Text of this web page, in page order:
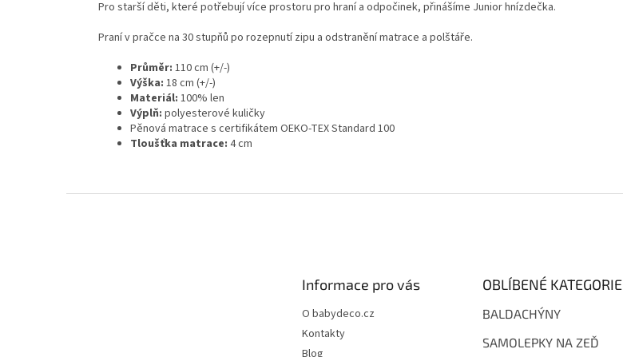
M
Pro starší děti, které potřebují více prostoru pro hraní a odpočinek, přinášíme Junior hnízdečka.
Praní v pračce na 30 stupňů po rozepnutí zipu a odstranění matrace a polštáře.
Průměr: 110 cm (+/-)
Výška: 18 cm (+/-)
Materiál: 100% len
Výplň: polyesterové kuličky
Pěnová matrace s certifikátem OEKO-TEX Standard 100
Tloušťka matrace: 4 cm
Informace pro vás
O babydeco.cz
Kontakty
OBLÍBENÉ KATEGORIE
BALDACHÝNY
SAMOLEPKY NA ZEĎ